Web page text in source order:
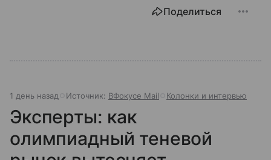
Поделиться
1 день назад Источник: ВФокусе Mail Колонки и интервью
Эксперты: как
олимпиадный теневой